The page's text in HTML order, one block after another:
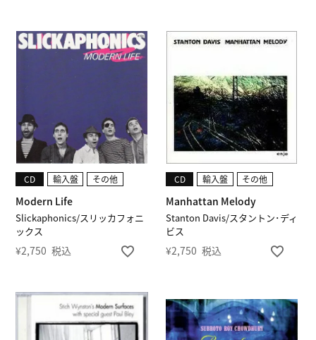
Slickaphonics/スリッカフォニ
ックス
Modern Life
CD 輸入盤 その他
¥2,750 税込
Stanton Davis/スタントン･ディ
ビス
Manhattan Melody
CD 輸入盤 その他
¥2,750 税込